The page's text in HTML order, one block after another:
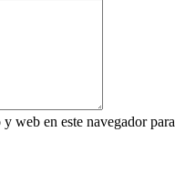
web en este navegador para